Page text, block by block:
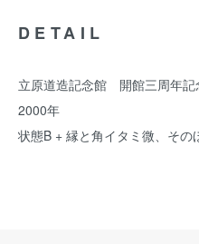
DETAIL
立原道造記念館 開館三周年記
2000年
状態B + 縁と角イタミ微、その